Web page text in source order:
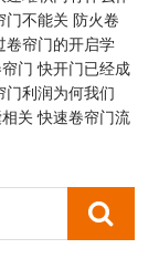
门不能关 防火卷
卷帘门的开启学
门 快开门已经成
门利润为何我们
关 快速卷帘门流